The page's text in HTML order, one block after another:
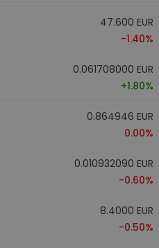
47.600 EUR
-1.40%
0.061708000 EUR
+1.80%
0.864946 EUR
0.00%
0.010932090 EUR
-0.60%
8.4000 EUR
-0.50%